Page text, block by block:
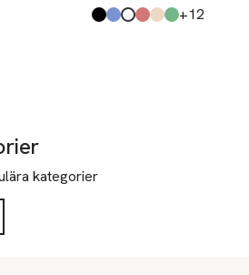
Produkten finns i färgerna:
Black,
Lt Blue,
White,
Burgundy,
Beige,
Dark Green, +12till
kategorier